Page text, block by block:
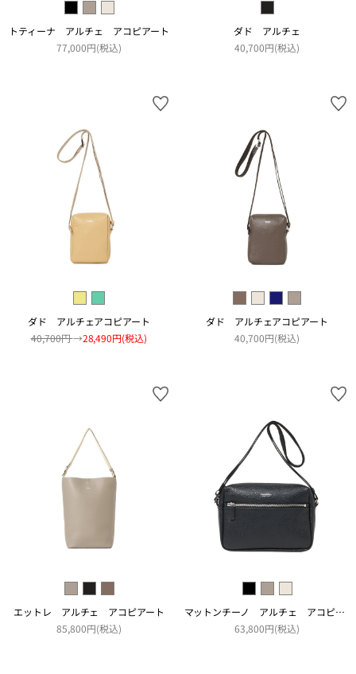
トティーナ アルチェ アコピアート
77,000円(税込)
ダド アルチェ
40,700円(税込)
ダド アルチェアコピアート
40,700円→28,490円(税込)
ダド アルチェアコピアート
40,700円(税込)
エットレ アルチェ アコピアート
85,800円(税込)
マットンチーノ アルチェ アコピアート
63,800円(税込)